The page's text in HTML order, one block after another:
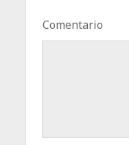
Comentario